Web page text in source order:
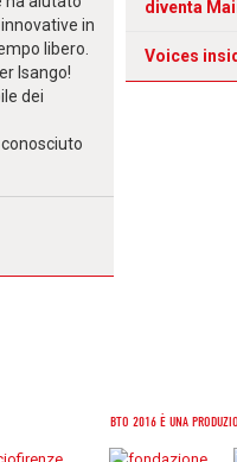
in
libero.
Isango!
dei
diventa
Voices
BTO 2016 È UNA